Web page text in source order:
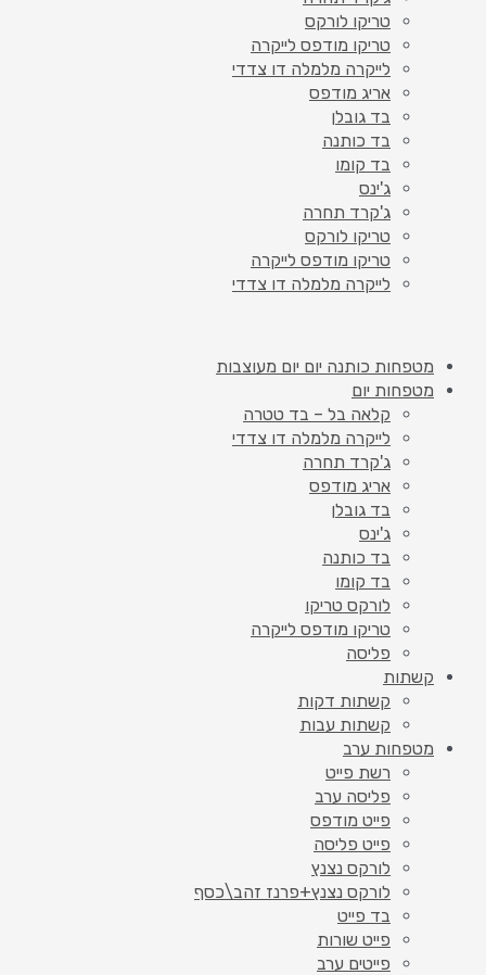
טריקו לורקס
טריקו מודפס לייקרה
לייקרה מלמלה דו צדדי
אריג מודפס
בד גובלן
בד כותנה
בד קומו
ג'ינס
ג'קרד תחרה
טריקו לורקס
טריקו מודפס לייקרה
לייקרה מלמלה דו צדדי
מטפחות כותנה יום יום מעוצבות
מטפחות יום
קלאה בל – בד טטרה
לייקרה מלמלה דו צדדי
ג'קרד תחרה
אריג מודפס
בד גובלן
ג'ינס
בד כותנה
בד קומו
לורקס טריקו
טריקו מודפס לייקרה
פליסה
קשתות
קשתות דקות
קשתות עבות
מטפחות ערב
רשת פייט
פליסה ערב
פייט מודפס
פייט פליסה
לורקס נצנץ
לורקס נצנץ+פרנז זהב\כסף
בד פייט
פייט שורות
פייטים ערב